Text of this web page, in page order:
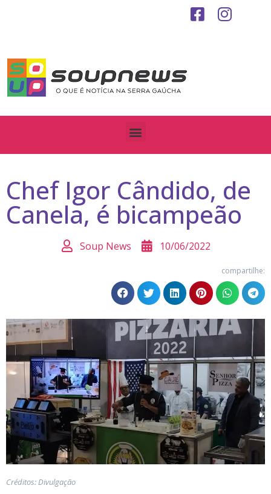
Chef Igor Cândido, de
Canela, é bicampeão
Soup News 10/06/2022
compartilhe:
Créditos: Divulgação